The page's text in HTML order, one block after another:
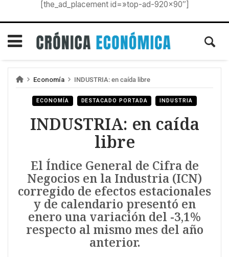
[the_ad_placement id=»top-ad-920×90″]
Economía INDUSTRIA: en caída libre
ECONOMÍA DESTACADO PORTADA INDUSTRIA
INDUSTRIA: en caída
libre
El Índice General de Cifra de
Negocios en la Industria (ICN)
corregido de efectos estacionales
y de calendario presentó en
enero una variación del -3,1%
respecto al mismo mes del año
anterior.